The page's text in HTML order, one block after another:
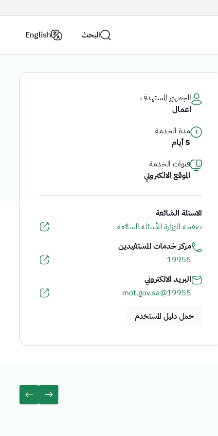
بنا
البحث English
الاستراتيجية الوطنية للنقل والخدمات اللوجستية
الاسئلة الشائعة
الجمهور المستهدف
اعمال
مدة الخدمة
5 أيام
قنوات الخدمة
الموقع الالكتروني
الاسئلة الشائعة
صفحة الوزارة للأسئلة الشائعة
مركز خدمات المستفيدين
19955
البريد الالكتروني
19955@mot.gov.sa
حمل دليل المستخدم